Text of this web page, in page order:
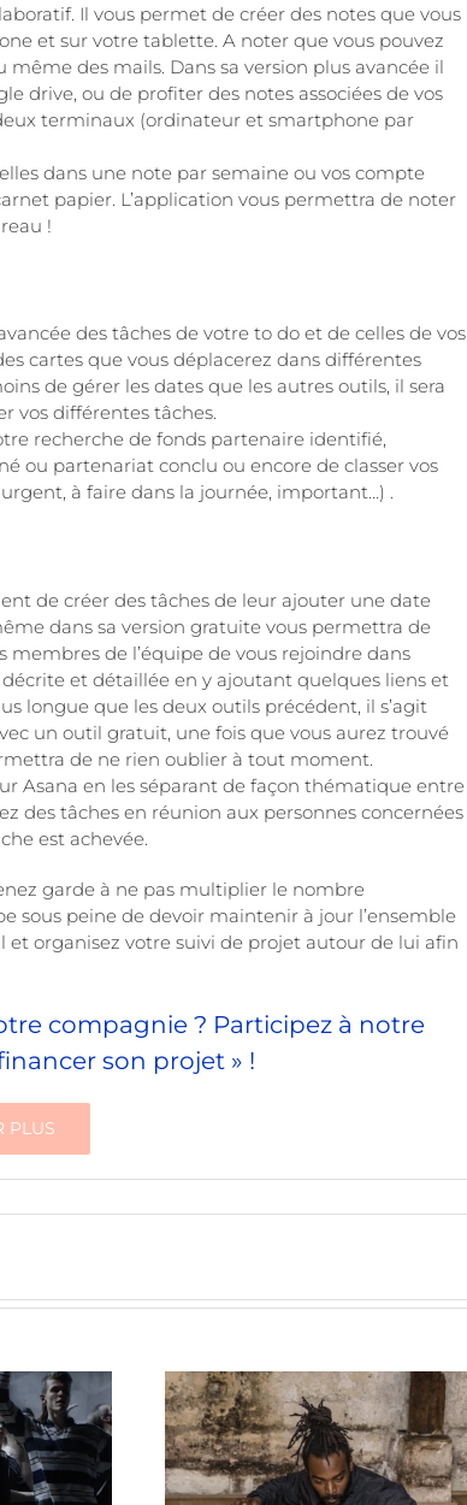
Il vous permet de créer des notes que vous
et sur votre tablette. A noter que vous pouvez
des mails. Dans sa version plus avancée il
drive, ou de profiter des notes associées de vos
terminaux (ordinateur et smartphone par
dans une note par semaine ou vos compte
papier. L’application vous permettra de noter
!
des tâches de votre to do et de celles de vos
cartes que vous déplacerez dans différentes
de gérer les dates que les autres outils, il sera
vos différentes tâches.
recherche de fonds partenaire identifié,
ou partenariat conclu ou encore de classer vos
à faire dans la journée, important…) .
de créer des tâches de leur ajouter une date
dans sa version gratuite vous permettra de
de l’équipe de vous rejoindre dans
et détaillée en y ajoutant quelques liens et
longue que les deux outils précédent, il s’agit
un outil gratuit, une fois que vous aurez trouvé
de ne rien oublier à tout moment.
Asana en les séparant de façon thématique entre
des tâches en réunion aux personnes concernées
est achevée.
garde à ne pas multiplier le nombre
sous peine de devoir maintenir à jour l’ensemble
et organisez votre suivi de projet autour de lui afin
compagnie ? Participez à notre
son projet » !
PLUS